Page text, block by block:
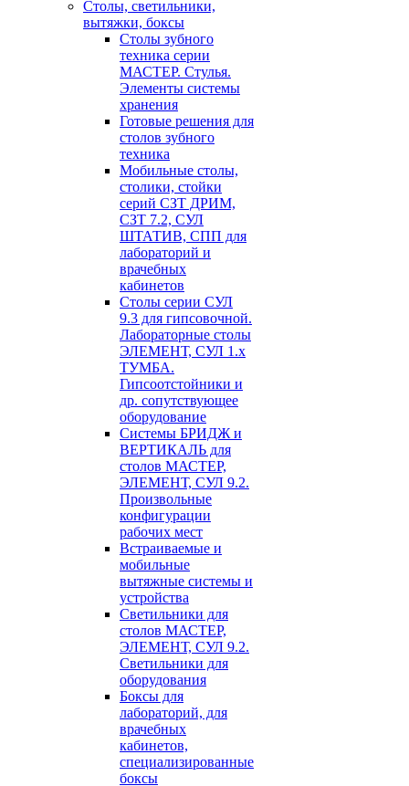
Cтолы, светильники,
вытяжки, боксы
Столы зубного
техника серии
МАСТЕР. Стулья.
Элементы системы
хранения
Готовые решения для
столов зубного
техника
Мобильные столы,
столики, стойки
серий СЗТ ДРИМ,
СЗТ 7.2, СУЛ
ШТАТИВ, СПП для
лабораторий и
врачебных
кабинетов
Столы серии СУЛ
9.3 для гипсовочной.
Лабораторные столы
ЭЛЕМЕНТ, СУЛ 1.х
ТУМБА.
Гипсоотстойники и
др. сопутствующее
оборудование
Системы БРИДЖ и
ВЕРТИКАЛЬ для
столов МАСТЕР,
ЭЛЕМЕНТ, СУЛ 9.2.
Произвольные
конфигурации
рабочих мест
Встраиваемые и
мобильные
вытяжные системы и
устройства
Светильники для
столов МАСТЕР,
ЭЛЕМЕНТ, СУЛ 9.2.
Светильники для
оборудования
Боксы для
лабораторий, для
врачебных
кабинетов,
специализированные
боксы